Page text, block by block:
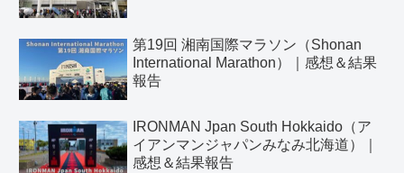
第19回 湘南国際マラソン（Shonan
International Marathon）｜感想＆結果
報告
IRONMAN Jpan South Hokkaido（ア
イアンマンジャパンみなみ北海道）｜
感想＆結果報告